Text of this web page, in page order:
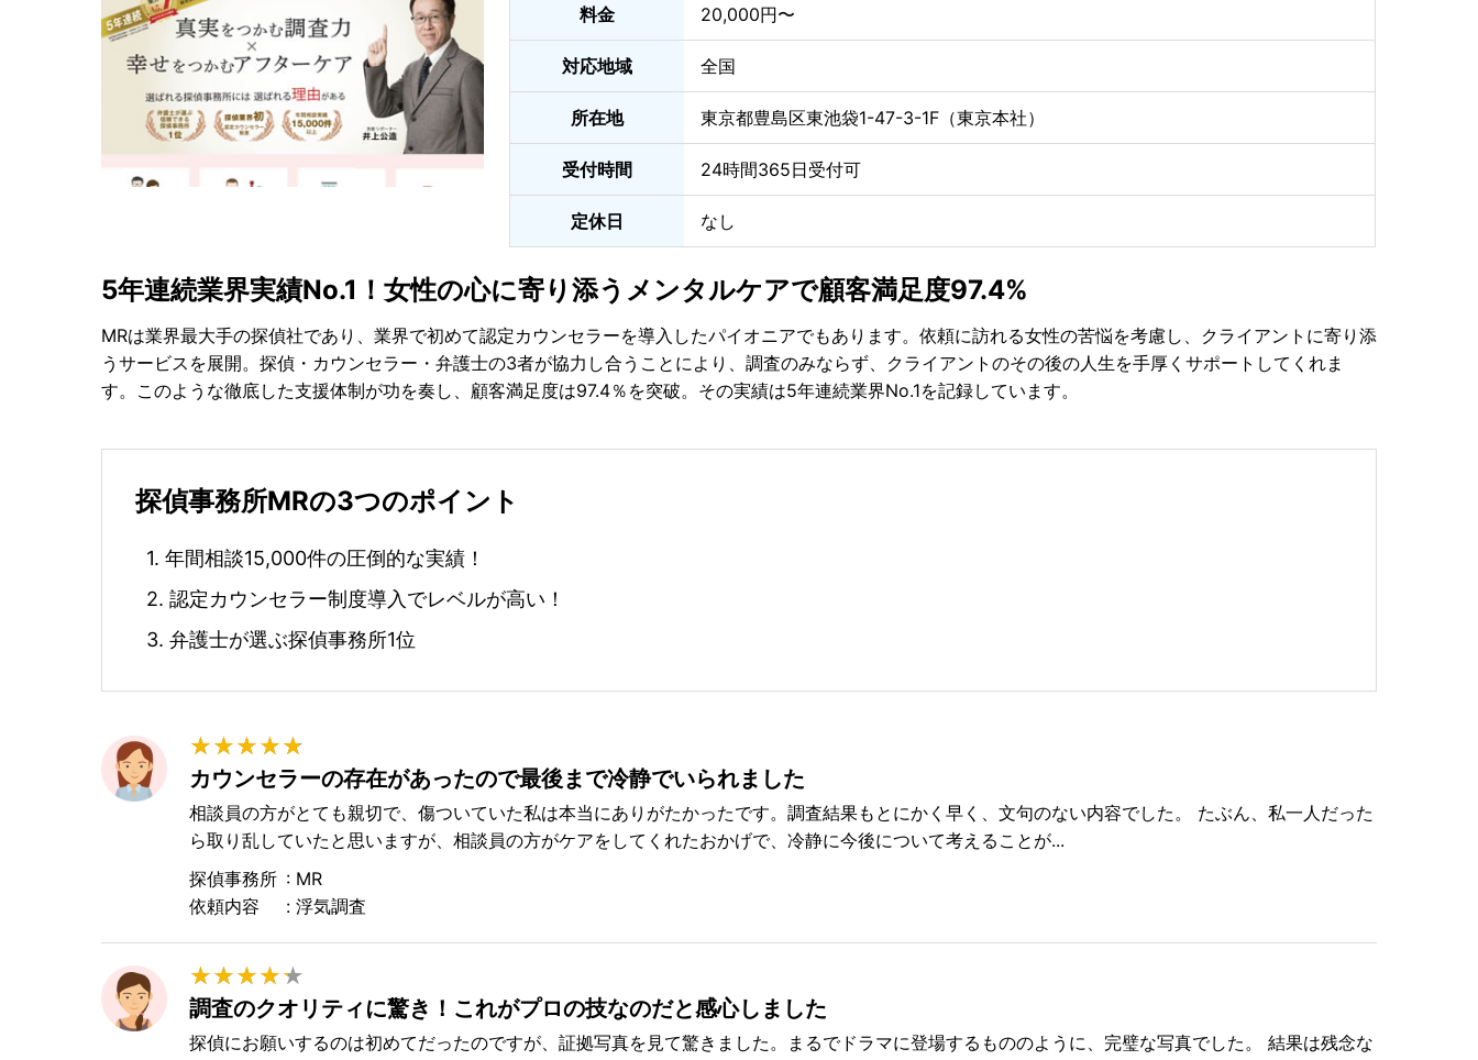
料金 20,000円〜
対応地域 全国
所在地 東京都豊島区東池袋1-47-3-1F（東京本社）
受付時間 24時間365日受付可
定休日 なし
5年連続業界実績No.1！女性の心に寄り添うメンタルケアで顧客満足度97.4%
MRは業界最大手の探偵社であり、業界で初めて認定カウンセラーを導入したパイオニアでもあります。依頼に訪れる女性の苦悩を考慮し、クライアントに寄り添
うサービスを展開。探偵・カウンセラー・弁護士の3者が協力し合うことにより、調査のみならず、クライアントのその後の人生を手厚くサポートしてくれま
す。このような徹底した支援体制が功を奏し、顧客満足度は97.4％を突破。その実績は5年連続業界No.1を記録しています。
探偵事務所MRの3つのポイント
年間相談15,000件の圧倒的な実績！
認定カウンセラー制度導入でレベルが高い！
弁護士が選ぶ探偵事務所1位
★★★★★
★★★★★
カウンセラーの存在があったので最後まで冷静でいられました
相談員の方がとても親切で、傷ついていた私は本当にありがたかったです。調査結果もとにかく早く、文句のない内容でした。 たぶん、私一人だった
ら取り乱していたと思いますが、相談員の方がケアをしてくれたおかげで、冷静に今後について考えることが...
探偵事務所
MR
依頼内容
浮気調査
★★★★★
★★★★★
調査のクオリティに驚き！これがプロの技なのだと感心しました
探偵にお願いするのは初めてだったのですが、証拠写真を見て驚きました。まるでドラマに登場するもののように、完璧な写真でした。 結果は残念な